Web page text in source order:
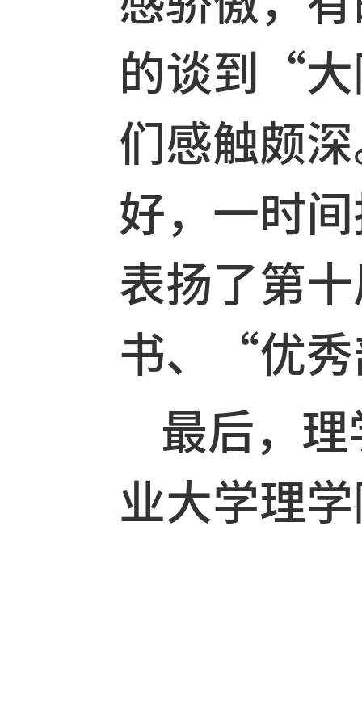
随后，
光”，浅
感骄傲，
的谈到“
们感触颇
好，一
表扬了第